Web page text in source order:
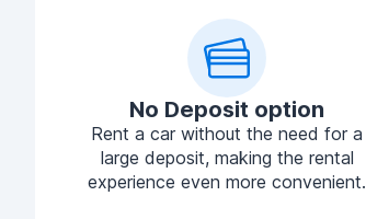
No Deposit option
Rent a car without the need for a
large deposit, making the rental
experience even more convenient.